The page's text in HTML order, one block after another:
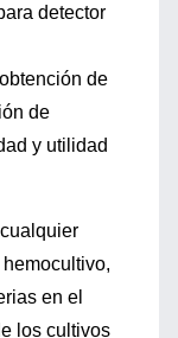
detector
de
de
y utilidad
en el
los cultivos